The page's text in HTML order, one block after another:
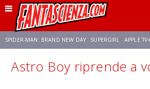
SPIDER-MAN: BRAND NEW DAY SUPERGIRL APPLE TV+
FRANCO RICCIARDIELLO ZENDAYA STAR TREK
Astro Boy riprende a